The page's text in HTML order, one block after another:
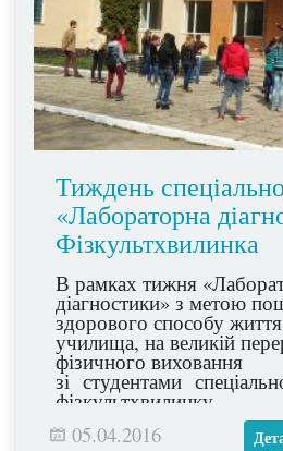
Тиждень
«Лабораторна
Фізкультхвилинка
В рамках тижня
діагностики» з метою
здорового способу життя
училища, на великій
фізичного виховання
зі студентами
фізкультхвилинку.
05.04.2016